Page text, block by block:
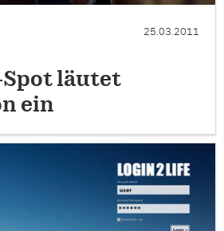
25.03.2011
läutet
ein